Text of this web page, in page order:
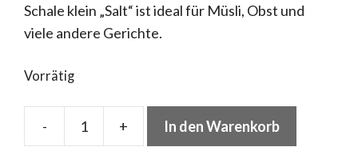
Schale klein „Salt“ ist ideal für Müsli, Obst und
viele andere Gerichte.
Vorrätig
-
Schale
+ In den Warenkorb